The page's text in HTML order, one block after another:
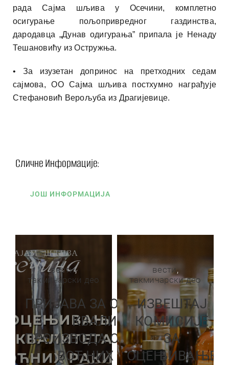
рада Сајма шљива у Осечини, комплетно
осигурање пољопривредног газдинства,
дародавца „Дунав одигурања” припала је Ненаду
Тешановићу из Остружња.
• За изузетан допринос на претходних седам
сајмова, ОО Сајма шљива постхумно награђује
Стефановић Верољуба из Драгијевице.
Сличне Информације:
ЈОШ ИНФОРМАЦИЈА
вести,
такмичарски део
ПРИЈАВА ЗА ОЦЕЊИВАЊЕ
КВАЛИТЕТА
ПРОИЗВОДА ОЦЕЊИВАЊЕ
ВОЋНИХ РАКИЈА
вести,
такмичарски део
ИЗВЕШТАЈ
КОМИСИЈЕ
ЗА
ОЦЕЊИВАЊЕ